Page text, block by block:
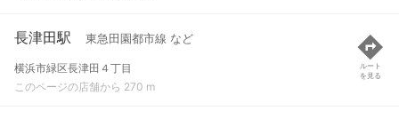
長津田駅 東急田園都市線 など
横浜市緑区長津田４丁目
このページの店舗から 270 m
ルート
を見る